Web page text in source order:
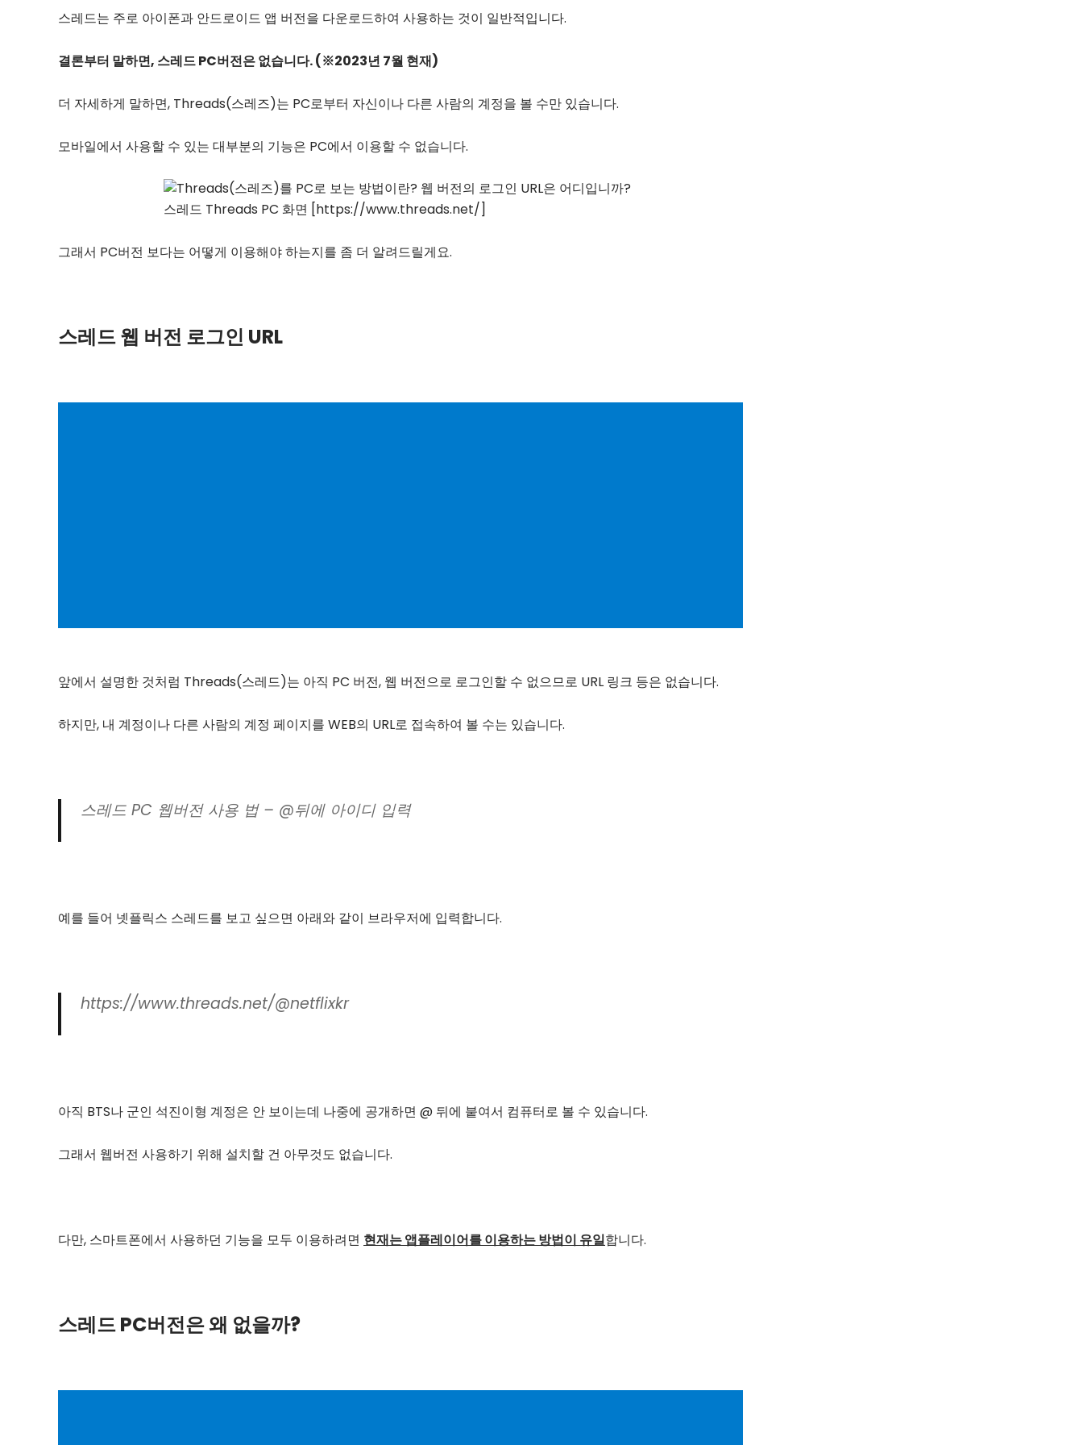
스레드는 주로 아이폰과 안드로이드 앱 버전을 다운로드하여 사용하는 것이 일반적입니다.
결론부터 말하면, 스레드 PC버전은 없습니다. (※2023년 7월 현재)
더 자세하게 말하면, Threads(스레즈)는 PC로부터 자신이나 다른 사람의 계정을 볼 수만 있습니다.
모바일에서 사용할 수 있는 대부분의 기능은 PC에서 이용할 수 없습니다.
스레드 Threads PC 화면 [https://www.threads.net/]
그래서 PC버전 보다는 어떻게 이용해야 하는지를 좀 더 알려드릴게요.
스레드 웹 버전 로그인 URL
앞에서 설명한 것처럼 Threads(스레드)는 아직 PC 버전, 웹 버전으로 로그인할 수 없으므로 URL 링크 등은 없습니다.
하지만, 내 계정이나 다른 사람의 계정 페이지를 WEB의 URL로 접속하여 볼 수는 있습니다.
스레드 PC 웹버전 사용 법 – @뒤에 아이디 입력
예를 들어 넷플릭스 스레드를 보고 싶으면 아래와 같이 브라우저에 입력합니다.
https://www.threads.net/@netflixkr
아직 BTS나 군인 석진이형 계정은 안 보이는데 나중에 공개하면 @ 뒤에 붙여서 컴퓨터로 볼 수 있습니다.
그래서 웹버전 사용하기 위해 설치할 건 아무것도 없습니다.
다만, 스마트폰에서 사용하던 기능을 모두 이용하려면 현재는 앱플레이어를 이용하는 방법이 유일합니다.
스레드 PC버전은 왜 없을까?